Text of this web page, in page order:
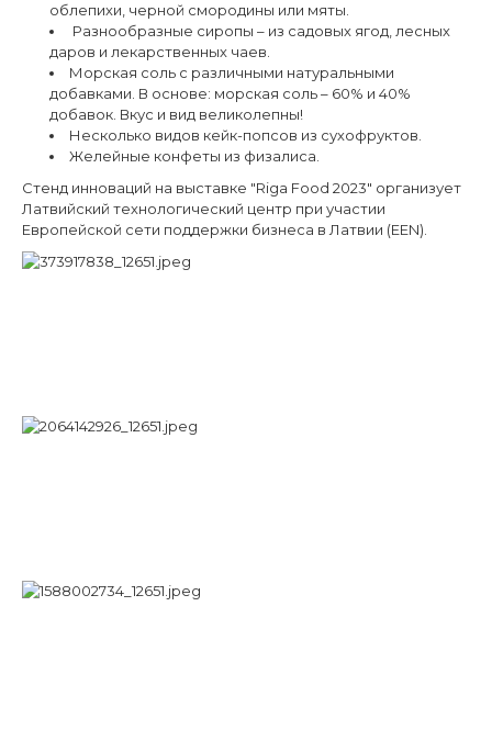
облепихи, черной смородины или мяты.
Разнообразные сиропы – из садовых ягод, лесных
даров и лекарственных чаев.
Морская соль с различными натуральными
добавками. В основе: морская соль – 60% и 40%
добавок. Вкус и вид великолепны!
Несколько видов кейк-попсов из сухофруктов.
Желейные конфеты из физалиса.
Стенд инноваций на выставке "Riga Food 2023" организует
Латвийский технологический центр при участии
Европейской сети поддержки бизнеса в Латвии (EEN).